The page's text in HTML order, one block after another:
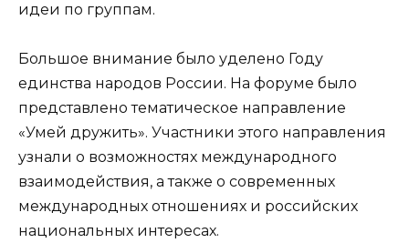
идеи по группам.
Большое внимание было уделено Году
единства народов России. На форуме было
представлено тематическое направление
«Умей дружить». Участники этого направления
узнали о возможностях международного
взаимодействия, а также о современных
международных отношениях и российских
национальных интересах.